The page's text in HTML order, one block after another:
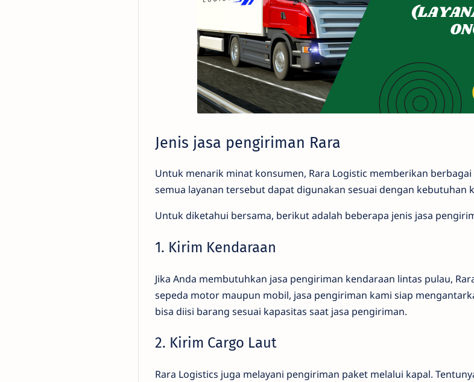
Jenis jasa pengiriman Rara
Untuk menarik minat konsumen, Rara Logistic memberikan
semua layanan tersebut dapat digunakan sesuai dengan kebutuhan
Untuk diketahui bersama, berikut adalah beberapa jenis jasa
1. Kirim Kendaraan
Jika Anda membutuhkan jasa pengiriman kendaraan lintas pulau,
sepeda motor maupun mobil, jasa pengiriman kami siap
bisa diisi barang sesuai kapasitas saat jasa pengiriman.
2. Kirim Cargo Laut
Rara Logistics juga melayani pengiriman paket melalui kapal.